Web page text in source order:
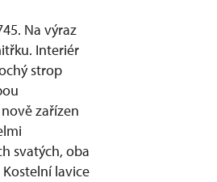
Na výraz
Interiér
strop
zařízen
svatých, oba
lavice